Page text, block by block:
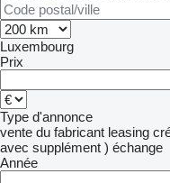
Luxembourg
Prix
Type d'annonce
vente du fabricant leasing
avec supplément ) échange
Année